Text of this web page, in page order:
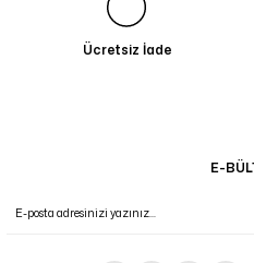
Ücretsiz İade
E-